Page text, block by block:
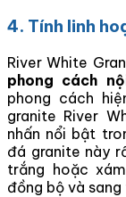
4. Tính linh
River White
phong cách
phong cách
granite River
nhấn nổi bật
đá granite này
trắng hoặc
đồng bộ và sang